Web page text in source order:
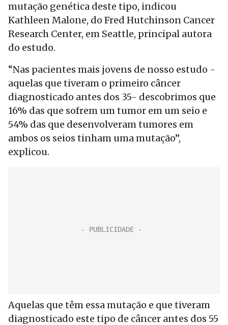
mutação genética deste tipo, indicou
Kathleen Malone, do Fred Hutchinson Cancer
Research Center, em Seattle, principal autora
do estudo.
“Nas pacientes mais jovens de nosso estudo -
aquelas que tiveram o primeiro câncer
diagnosticado antes dos 35- descobrimos que
16% das que sofrem um tumor em um seio e
54% das que desenvolveram tumores em
ambos os seios tinham uma mutação”,
explicou.
Aquelas que têm essa mutação e que tiveram
diagnosticado este tipo de câncer antes dos 55